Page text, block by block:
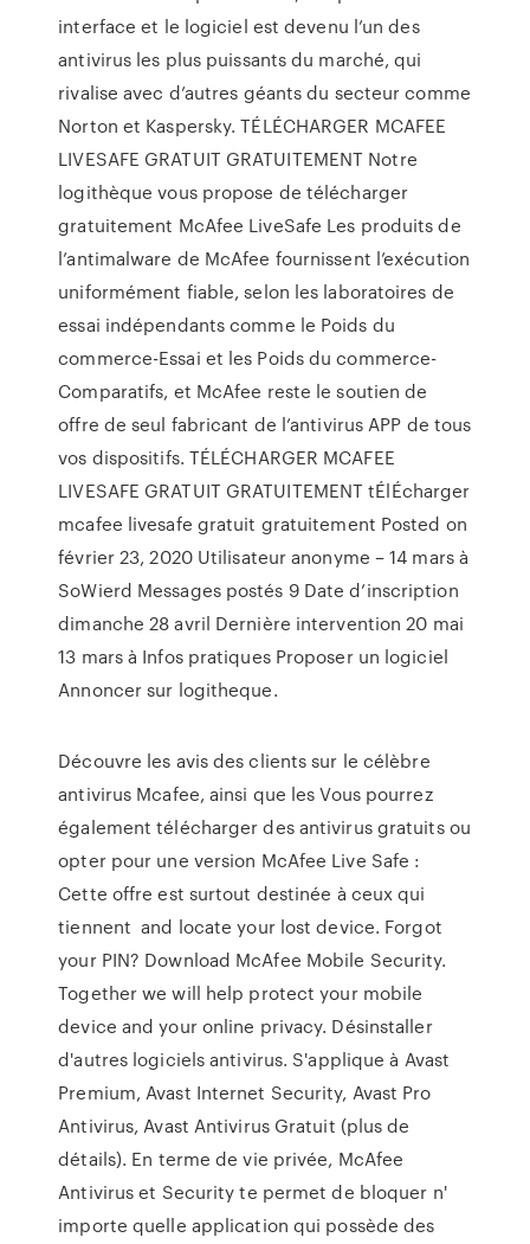
interface et le logiciel est devenu l’un des
antivirus les plus puissants du marché, qui
rivalise avec d’autres géants du secteur comme
Norton et Kaspersky. TÉLÉCHARGER MCAFEE
LIVESAFE GRATUIT GRATUITEMENT Notre
logithèque vous propose de télécharger
gratuitement McAfee LiveSafe Les produits de
l’antimalware de McAfee fournissent l’exécution
uniformément fiable, selon les laboratoires de
essai indépendants comme le Poids du
commerce-Essai et les Poids du commerce-
Comparatifs, et McAfee reste le soutien de
offre de seul fabricant de l’antivirus APP de tous
vos dispositifs. TÉLÉCHARGER MCAFEE
LIVESAFE GRATUIT GRATUITEMENT tÉlÉcharger
mcafee livesafe gratuit gratuitement Posted on
février 23, 2020 Utilisateur anonyme – 14 mars à
SoWierd Messages postés 9 Date d’inscription
dimanche 28 avril Dernière intervention 20 mai
13 mars à Infos pratiques Proposer un logiciel
Annoncer sur logitheque.
Découvre les avis des clients sur le célèbre
antivirus Mcafee, ainsi que les Vous pourrez
également télécharger des antivirus gratuits ou
opter pour une version McAfee Live Safe :
Cette offre est surtout destinée à ceux qui
tiennent and locate your lost device. Forgot
your PIN? Download McAfee Mobile Security.
Together we will help protect your mobile
device and your online privacy. Désinstaller
d'autres logiciels antivirus. S'applique à Avast
Premium, Avast Internet Security, Avast Pro
Antivirus, Avast Antivirus Gratuit (plus de
détails). En terme de vie privée, McAfee
Antivirus et Security te permet de bloquer n'
importe quelle application qui possède des